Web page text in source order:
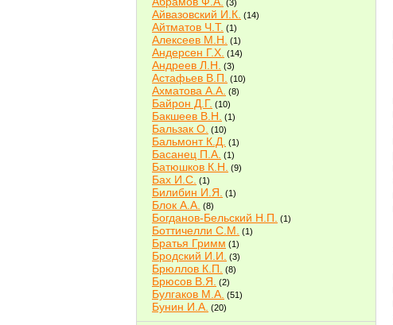
(3)
Айвазовский И.К. (14)
Айтматов Ч.Т. (1)
Алексеев М.Н. (1)
Андерсен Г.Х. (14)
Андреев Л.Н. (3)
Астафьев В.П. (10)
Ахматова А.А. (8)
Байрон Д.Г. (10)
Бакшеев В.Н. (1)
Бальзак О. (10)
Бальмонт К.Д. (1)
Басанец П.А. (1)
Батюшков К.Н. (9)
Бах И.С. (1)
Билибин И.Я. (1)
Блок А.А. (8)
Богданов-Бельский Н.П. (1)
Боттичелли С.М. (1)
Братья Гримм (1)
Бродский И.И. (3)
Брюллов К.П. (8)
Брюсов В.Я. (2)
Булгаков М.А. (51)
Бунин И.А. (20)
Быков В.В.(2)